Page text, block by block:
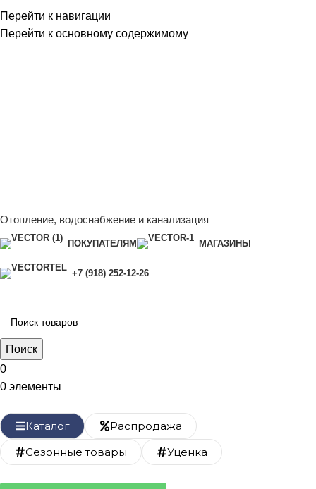
Перейти к навигации
Перейти к основному содержимому
Отопление, водоснабжение и канализация
ПОКУПАТЕЛЯМ МАГАЗИНЫ
+7 (918) 252-12-26
Поиск
0
0 элементы
Каталог
Распродажа
Сезонные товары
Уценка